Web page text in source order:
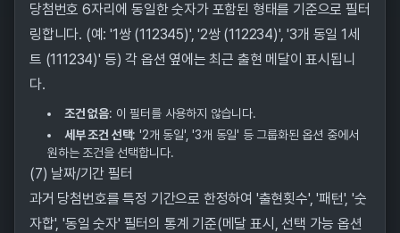
당첨번호 6자리에 동일한 숫자가 포함된 형태를 기준으로 필터
링합니다. (예: '1쌍 (112345)', '2쌍 (112234)', '3개 동일 1세
트 (111234)' 등) 각 옵션 옆에는 최근 출현 메달이 표시됩니
다.
조건 없음: 이 필터를 사용하지 않습니다.
세부 조건 선택: '2개 동일', '3개 동일' 등 그룹화된 옵션 중에서
원하는 조건을 선택합니다.
(7) 날짜/기간 필터
과거 당첨번호를 특정 기간으로 한정하여 '출현횟수', '패턴', '숫
자합', '동일 숫자' 필터의 통계 기준(메달 표시, 선택 가능 옵션